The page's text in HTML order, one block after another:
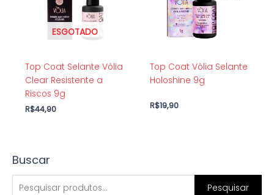
Buscar
P
e
Pesquisar
rr
ESGOTADO
Top Coat Selante Vòlia
Clear Resistente a
Riscos 9g
R$44,90
Top Coat Vòlia Selante
Holoshine 9g
R$19,90